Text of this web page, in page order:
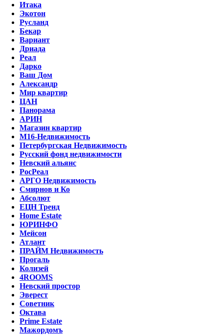
Итака
Экотон
Русланд
Бекар
Вариант
Дриада
Реал
Дарко
Ваш Дом
Александр
Мир квартир
ЦАН
Панорама
АРИН
Магазин квартир
М16-Недвижимость
Петербургская Недвижимость
Русский фонд недвижимости
Невский альянс
РосРеал
АРГО Недвижимость
Смирнов и Ко
Абсолют
ЕЦН Тренд
Home Estate
ЮРИНФО
Мейсон
Атлант
ПРАЙМ Недвижимость
Прогаль
Колизей
4ROOMS
Невский простор
Эверест
Советник
Октава
Prime Estate
Мажордомъ